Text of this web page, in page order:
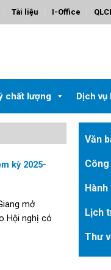
Tài liệu I-Office
chất lượng Dịch vụ
kỳ 2025-
mở
Hội nghị có
Văn
Lịch
Thư